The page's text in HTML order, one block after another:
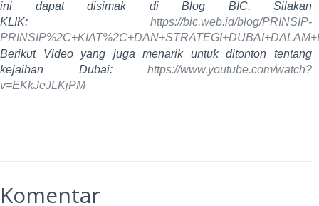
ini dapat disimak di Blog BIC. Silakan
KLIK: https://bic.web.id/blog/PRINSIP-
Berikut Video yang juga menarik untuk ditonton tentang
kejaiban Dubai: https://www.youtube.com/watch?
v=EKkJeJLKjPM
Komentar